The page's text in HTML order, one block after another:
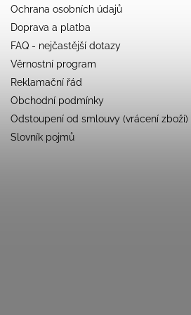
Ochrana osobních údajů
Doprava a platba
FAQ - nejčastější dotazy
Věrnostní program
Reklamační řád
Obchodní podmínky
Odstoupení od smlouvy (vrácení zboží)
Slovník pojmů